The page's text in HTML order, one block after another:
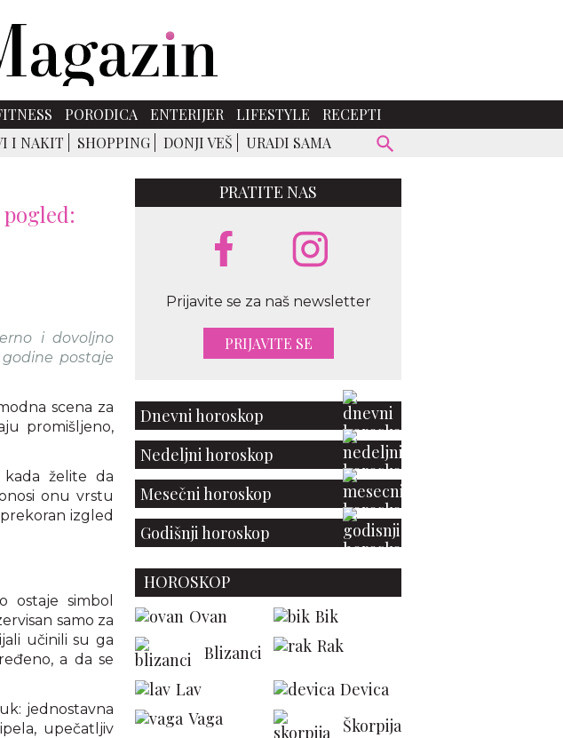
PORODICA ENTERIJER LIFESTYLE
RECEPTI
I NAKIT SHOPPING DONJI VEŠ URADI SAMA
i dovoljno
postaje
scena za
promišljeno,
želite da
onu vrstu
izgled
ostaje simbol
samo za
učinili su ga
a da se
jednostavna
upečatljiv
PRATITE NAS
Prijavite se za naš newsletter
PRIJAVITE SE
Dnevni horoskop
Nedeljni horoskop
Mesečni horoskop
Godišnji horoskop
HOROSKOP
Ovan
Bik
Blizanci
Rak
Lav
Devica
Vaga
Škorpija